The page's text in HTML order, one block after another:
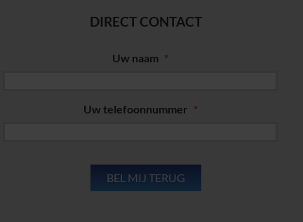
DIRECT CONTACT
Uw naam *
Uw telefoonnummer *